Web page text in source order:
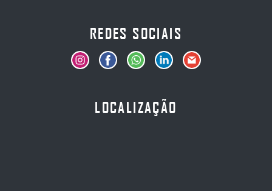
REDES SOCIAIS
LOCALIZAÇÃO